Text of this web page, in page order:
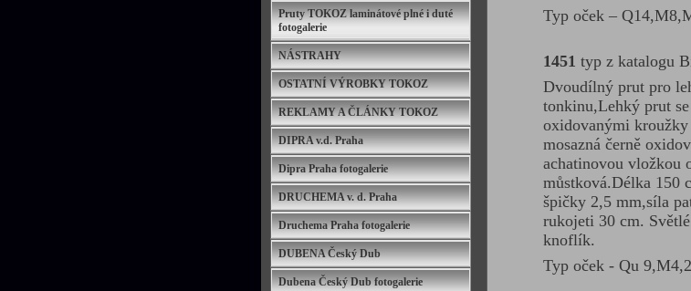
Typ oček –
1451 typ z katalogu
Dvoudílný prut pro
tonkinu,Lehký prut
oxidovanými
mosazná černě
achatinovou vložkou
můstková.Délka 150
špičky 2,5 mm,síla
rukojeti 30 cm.
knoflík.
Typ oček - Qu
Pruty TOKOZ laminátové plné i duté
fotogalerie
NÁSTRAHY
OSTATNÍ VÝROBKY TOKOZ
REKLAMY A ČLÁNKY TOKOZ
DIPRA v.d. Praha
Dipra Praha fotogalerie
DRUCHEMA v. d. Praha
Druchema Praha fotogalerie
DUBENA Český Dub
Dubena Český Dub fotogalerie